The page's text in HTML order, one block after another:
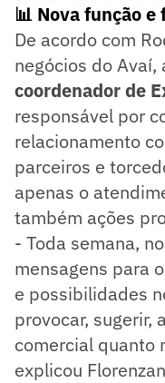
📊 Nova função
De acordo com
negócios do Avaí,
coordenador de
responsável por
relacionamento
parceiros e
apenas o
também ações
- Toda semana,
mensagens para
e possibilidades
provocar, sugerir,
comercial quanto
explicou